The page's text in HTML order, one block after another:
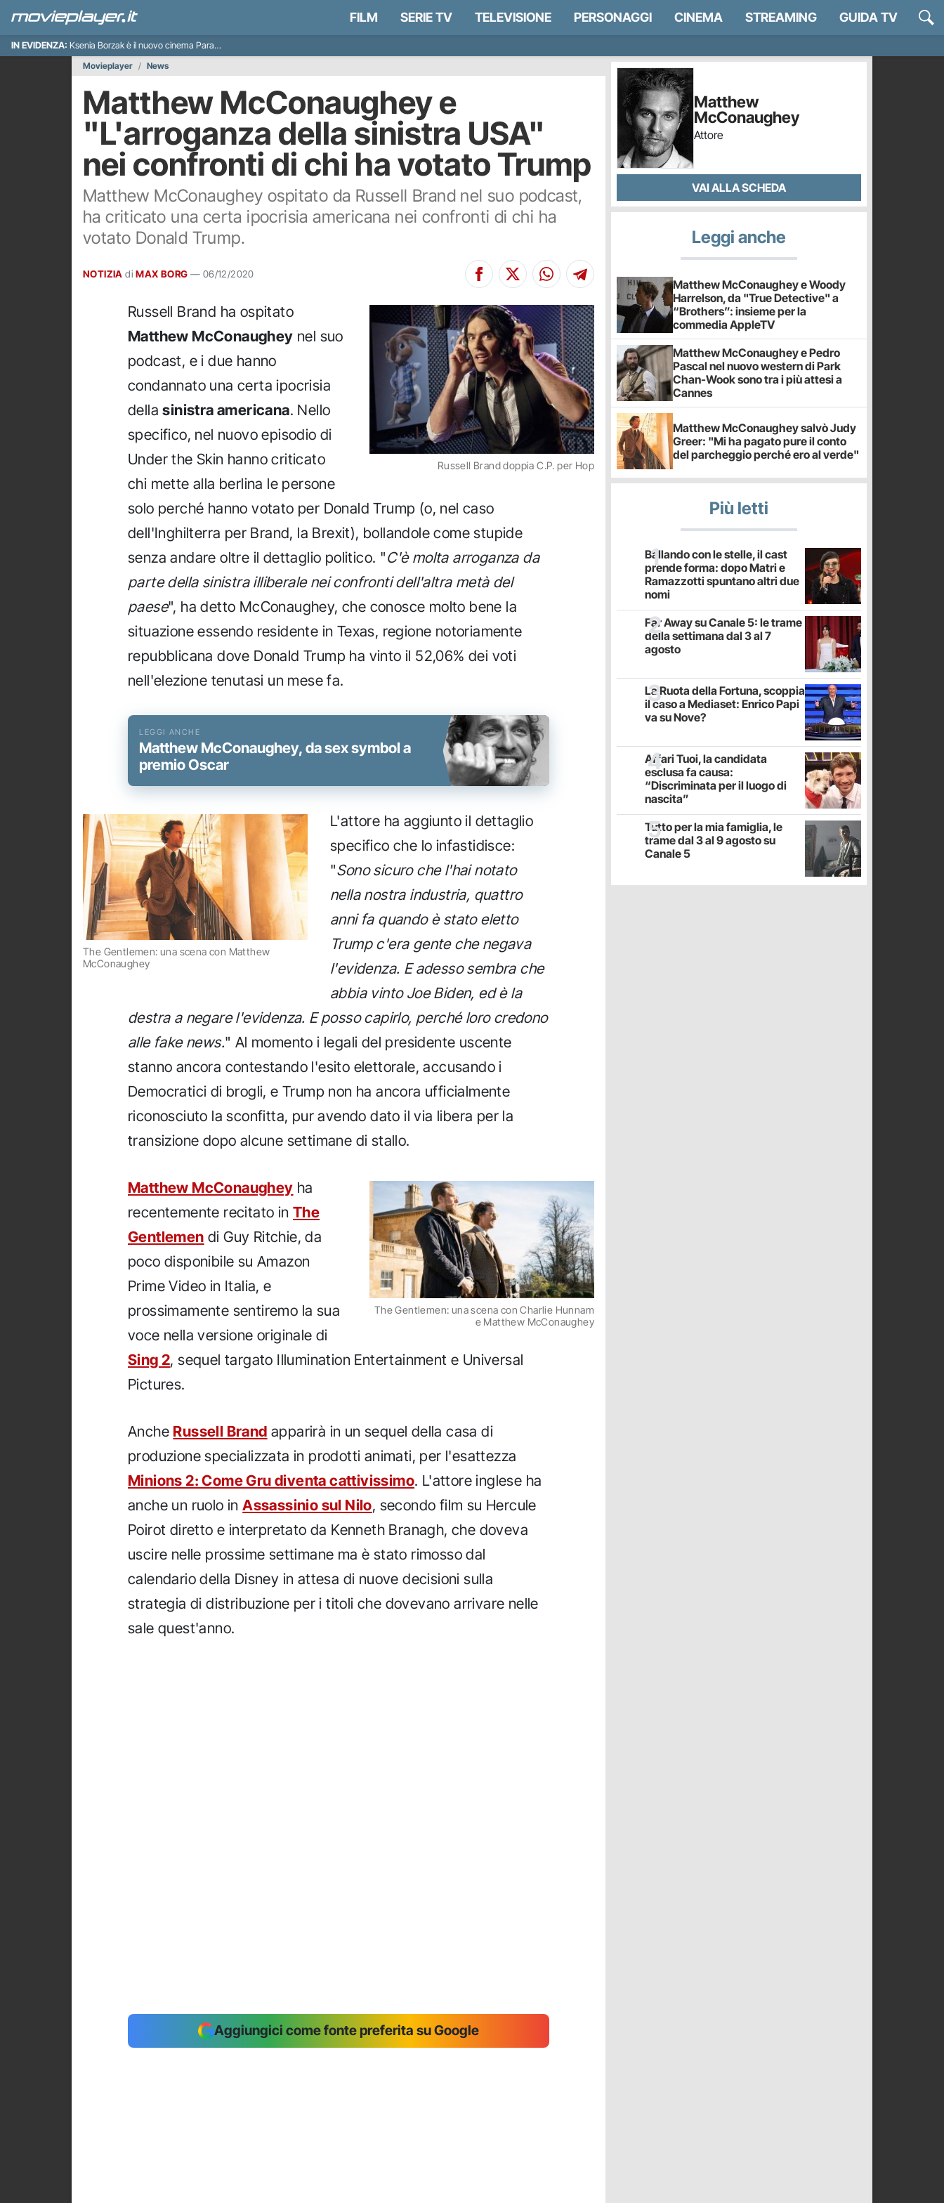
FILM SERIE TV TELEVISIONE PERSONAGGI CINEMA STREAMING GUIDA TV
IN EVIDENZA: Ksenia Borzak è il nuovo cinema Paradiso italiano
Movieplayer
News
Matthew McConaughey e
"L'arroganza della sinistra USA"
nei confronti di chi ha votato Trump
Matthew McConaughey ospitato da Russell Brand nel suo podcast,
ha criticato una certa ipocrisia americana nei confronti di chi ha
votato Donald Trump.
NOTIZIA di MAX BORG — 06/12/2020
Russell Brand doppia C.P. per Hop
Russell Brand ha ospitato
Matthew McConaughey nel suo
podcast, e i due hanno
condannato una certa ipocrisia
dellasinistra americana. Nello
specifico, nel nuovo episodio di
Under the Skin hanno criticato
chi mette alla berlina le persone
solo perché hanno votato per Donald Trump (o, nel caso
dell'Inghilterra per Brand, la Brexit), bollandole come stupide
senza andare oltre il dettaglio politico. "C'è molta arroganza da
parte della sinistra illiberale nei confronti dell'altra metà del
paese", ha detto McConaughey, che conosce molto bene la
situazione essendo residente in Texas, regione notoriamente
repubblicana dove Donald Trump ha vinto il 52,06% dei voti
nell'elezione tenutasi un mese fa.
Matthew McConaughey, da sex symbol a
premio Oscar
The Gentlemen: una scena con Matthew
McConaughey
L'attore ha aggiunto il dettaglio
specifico che lo infastidisce:
"Sono sicuro che l'hai notato
nella nostra industria, quattro
anni fa quando è stato eletto
Trump c'era gente che negava
l'evidenza. E adesso sembra che
abbia vinto Joe Biden, ed è la
destra a negare l'evidenza. E posso capirlo, perché loro credono
alle fake news." Al momento i legali del presidente uscente
stanno ancora contestando l'esito elettorale, accusando i
Democratici di brogli, e Trump non ha ancora ufficialmente
riconosciuto la sconfitta, pur avendo dato il via libera per la
transizione dopo alcune settimane di stallo.
The Gentlemen: una scena con Charlie Hunnam
e Matthew McConaughey
Matthew McConaughey ha
recentemente recitato in The
Gentlemen di Guy Ritchie, da
poco disponibile su Amazon
Prime Video in Italia, e
prossimamente sentiremo la sua
voce nella versione originale di
Sing 2, sequel targato Illumination Entertainment e Universal
Pictures.
Anche Russell Brand apparirà in un sequel della casa di
produzione specializzata in prodotti animati, per l'esattezza
Minions 2: Come Gru diventa cattivissimo. L'attore inglese ha
anche un ruolo inAssassinio sul Nilo, secondo film su Hercule
Poirot diretto e interpretato da Kenneth Branagh, che doveva
uscire nelle prossime settimane ma è stato rimosso dal
calendario della Disney in attesa di nuove decisioni sulla
strategia di distribuzione per i titoli che dovevano arrivare nelle
sale quest'anno.
Aggiungici come fonte preferita su Google
Matthew
McConaughey
Attore
VAI ALLA SCHEDA
Leggi anche
Matthew McConaughey e Woody
Harrelson, da "True Detective" a
“Brothers”: insieme per la
commedia AppleTV
Matthew McConaughey e Pedro
Pascal nel nuovo western di Park
Chan-Wook sono tra i più attesi a
Cannes
Matthew McConaughey salvò Judy
Greer: "Mi ha pagato pure il conto
del parcheggio perché ero al verde"
Più letti
Ballando con le stelle, il cast
prende forma: dopo Matri e
Ramazzotti spuntano altri due
nomi
Far Away su Canale 5: le trame
della settimana dal 3 al 7
agosto
La Ruota della Fortuna, scoppia
il caso a Mediaset: Enrico Papi
va su Nove?
Affari Tuoi, la candidata
esclusa fa causa:
“Discriminata per il luogo di
nascita”
Tutto per la mia famiglia, le
trame dal 3 al 9 agosto su
Canale 5